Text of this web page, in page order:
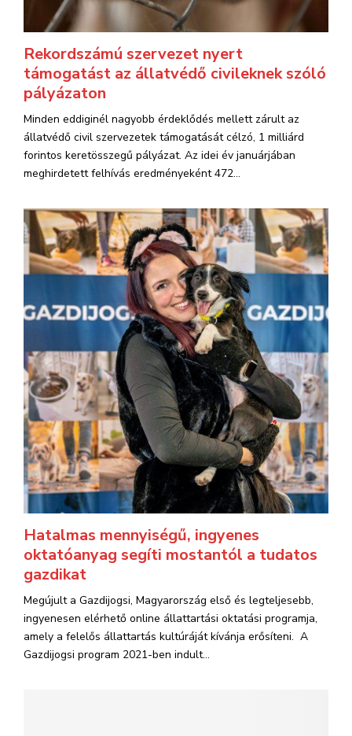
Rekordszámú szervezet nyert
támogatást az állatvédő civileknek szóló
pályázaton
Minden eddiginél nagyobb érdeklődés mellett zárult az
állatvédő civil szervezetek támogatását célzó, 1 milliárd
forintos keretösszegű pályázat. Az idei év januárjában
meghirdetett felhívás eredményeként 472...
Hatalmas mennyiségű, ingyenes
oktatóanyag segíti mostantól a tudatos
gazdikat
Megújult a Gazdijogsi, Magyarország első és legteljesebb,
ingyenesen elérhető online állattartási oktatási programja,
amely a felelős állattartás kultúráját kívánja erősíteni. A
Gazdijogsi program 2021-ben indult...